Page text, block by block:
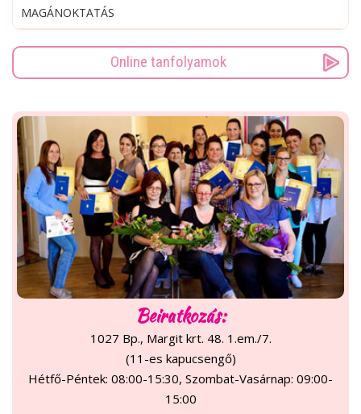
MAGÁNOKTATÁS
Online tanfolyamok
Beiratkozás:
1027 Bp., Margit krt. 48. 1.em./7.
(11-es kapucsengő)
Hétfő-Péntek: 08:00-15:30, Szombat-Vasárnap: 09:00-
15:00